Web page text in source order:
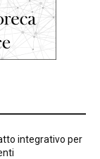
integrativo per